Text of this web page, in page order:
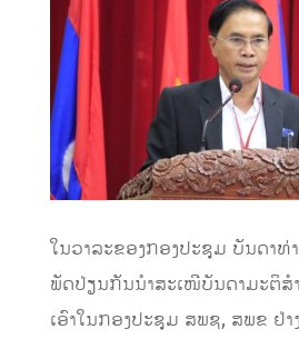
ໃນວາລະຂອງກອງປະຊຸມ ບັນດາທ່
ພັດປ່ຽນກັນນຳສະເໜີບັນດາມະຕິສ
ເອົາໃນກອງປະຊຸມ ສພຊ, ສພຂ ຢ່າ